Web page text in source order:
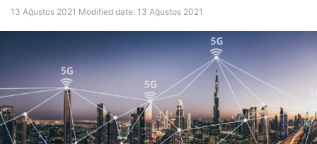
13 Ağustos 2021 Modified date: 13 Ağustos 2021